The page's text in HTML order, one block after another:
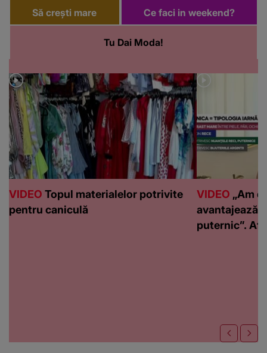
Să crești mare
Tu Dai Moda!
Ce faci in weekend?
VIDEO Topul materialelor potrivite
pentru caniculă
VIDEO „Am
avantajează
puternic”.